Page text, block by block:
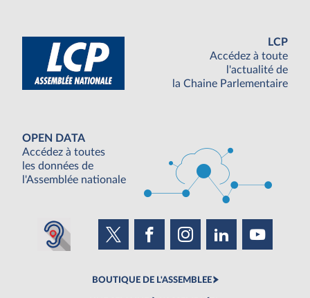
LCP
Accédez à toute
l'actualité de
la Chaine Parlementaire
OPEN DATA
Accédez à toutes
les données de
l'Assemblée nationale
BOUTIQUE DE L'ASSEMBLEE